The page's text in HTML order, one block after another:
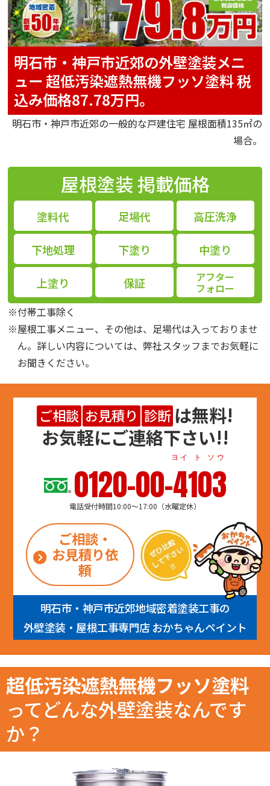
明石市・神戸市近郊の外壁塗装メニ
ュー超低汚染遮熱無機フッソ塗料税
込み価格87.78万円。
明石市・神戸市近郊の一般的な戸建住宅 屋根面積135㎡の
場合。
屋根塗装掲載価格
塗料代 足場代 高圧洗浄
下地処理 下塗り 中塗り
上塗り 保証 アフター
フォロー
※付帯工事除く
※屋根工事メニュー、その他は、足場代は入っておりませ
ん。詳しい内容については、弊社スタッフまでお気軽に
お聞きください。
ご相談 お見積り 診断 は無料!
お気軽にご連絡下さい!!
0120-00-4103
ヨイ ト ソウ
電話受付時間10:00～17:00（水曜定休）
ご相談・
お見積り依
頼
明石市・神戸市近郊地域密着塗装工事の
外壁塗装・屋根工事専門店 おかちゃんペイント
超低汚染遮熱無機フッソ塗料
ってどんな外壁塗装なんです
か？